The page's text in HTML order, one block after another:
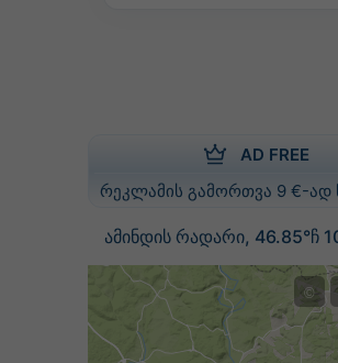
AD FREE
რეკლამის გამორთვა 9 €-ად
ამინდის რადარი, 46.85°ჩ
©